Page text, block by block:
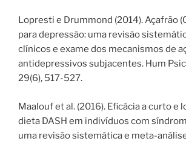
Lopresti e Drummond (2014). Açafrão
para depressão: uma revisão
clínicos e exame dos mecanismos de
antidepressivos subjacentes. Hum
29(6), 517-527.
Maalouf et al. (2016). Eficácia a curto e
dieta DASH em indivíduos com
uma revisão sistemática e meta-